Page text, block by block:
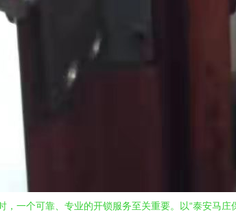
一个可靠、专业的开锁服务至关重要。以“泰安马